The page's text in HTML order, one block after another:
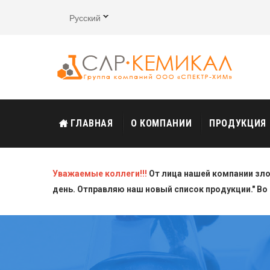
Русский
ГЛАВНАЯ О КОМПАНИИ ПРОДУКЦИЯ
Уважаемые коллеги!!! От лица нашей компании
день. Отправляю наш новый список продукции."